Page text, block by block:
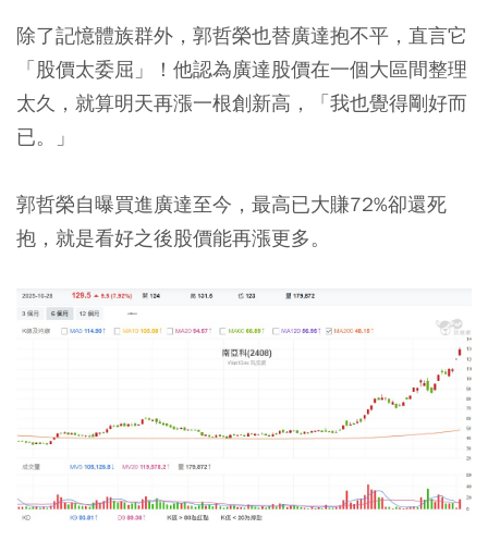
除了記憶體族群外，郭哲榮也替廣達抱不平，直言它
「股價太委屈」！他認為廣達股價在一個大區間整理
太久，就算明天再漲一根創新高，「我也覺得剛好而
已。」
郭哲榮自曝買進廣達至今，最高已大賺72%卻還死
抱，就是看好之後股價能再漲更多。